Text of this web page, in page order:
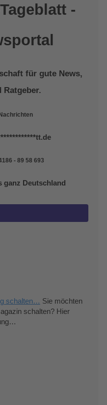
-
für gute News,
Ratgeber.
tt.de
- 89 58 693
ganz Deutschland
schalten… Sie möchten
schalten? Hier